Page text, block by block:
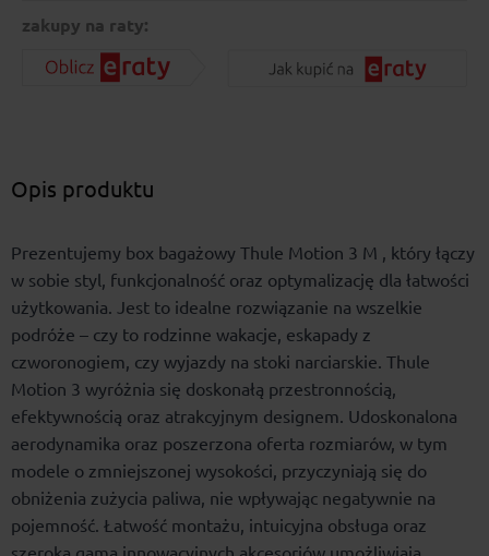
zakupy na raty:
Opis produktu
Prezentujemy box bagażowy Thule Motion 3 M , który łączy
w sobie styl, funkcjonalność oraz optymalizację dla łatwości
użytkowania. Jest to idealne rozwiązanie na wszelkie
podróże – czy to rodzinne wakacje, eskapady z
czworonogiem, czy wyjazdy na stoki narciarskie. Thule
Motion 3 wyróżnia się doskonałą przestronnością,
efektywnością oraz atrakcyjnym designem. Udoskonalona
aerodynamika oraz poszerzona oferta rozmiarów, w tym
modele o zmniejszonej wysokości, przyczyniają się do
obniżenia zużycia paliwa, nie wpływając negatywnie na
pojemność. Łatwość montażu, intuicyjna obsługa oraz